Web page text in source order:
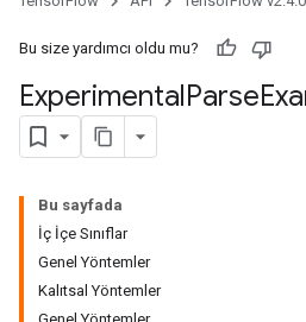
Bu size yardımcı oldu mu?
ExperimentalParse
Bu sayfada
İç İçe Sınıflar
Genel Yöntemler
Kalıtsal Yöntemler